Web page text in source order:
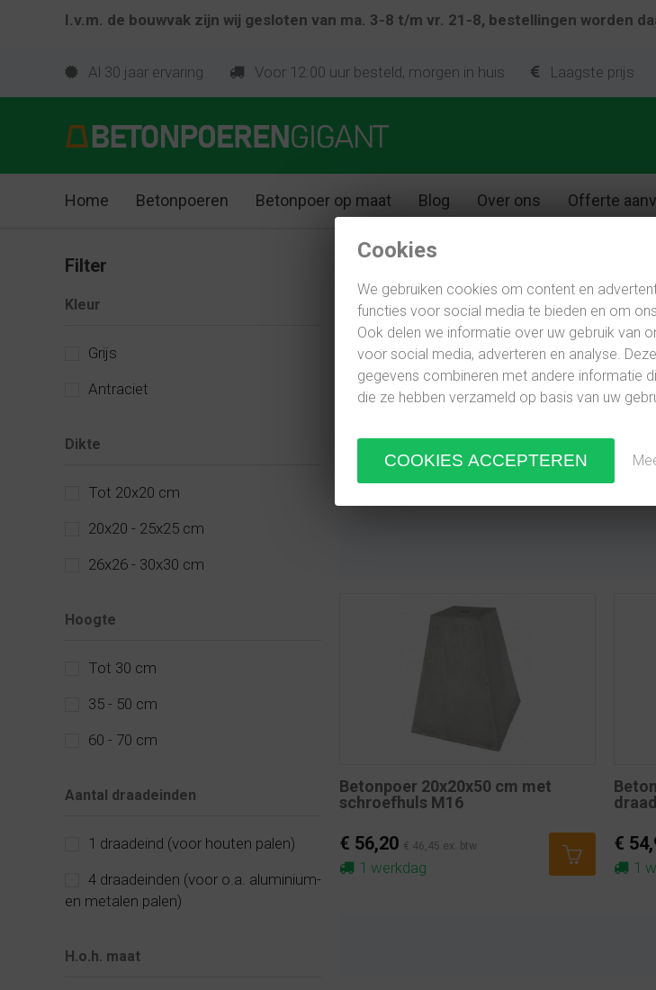
I.v.m. de bouwvak zijn wij gesloten van ma. 3-8 t/m vr. 21-8, bestellingen worden
Al 30 jaar ervaring Voor 12:00 uur besteld, morgen in huis Laagste prijs
Home Betonpoeren Betonpoer op maat Blog Over ons Offerte
Betonpoeren Leeuwarden
Home Betonpoeren Leeuwarden
Voor een stabiele, stevige en solide fundering
vind je kwalitatief zeer goede en betaalbare
prefab betonnen poeren bij
dan ook alleen het beste van het beste.
bouwconstructie een betrouwbare fundering
gaat, wij leveren ze. Dat geldt trouwens voor
betonpoeren en andere aanverwante
Betonpoer 20x20x50 cm met
schroefhuls M16
€ 56,20 € 46,45 ex. btw
1 werkdag
€
1
Filter
Kleur
Grijs
Antraciet
Dikte
Tot 20x20 cm
20x20 - 25x25 cm
26x26 - 30x30 cm
Hoogte
Tot 30 cm
35 - 50 cm
60 - 70 cm
Aantal draadeinden
1 draadeind (voor houten palen)
4 draadeinden (voor o.a. aluminium-
en metalen palen)
H.o.h. maat
Cookies
We gebruiken cookies om content en
functies voor social media te bieden en om
Ook delen we informatie over uw gebruik van
voor social media, adverteren en analyse.
gegevens combineren met andere informatie
die ze hebben verzameld op basis van uw